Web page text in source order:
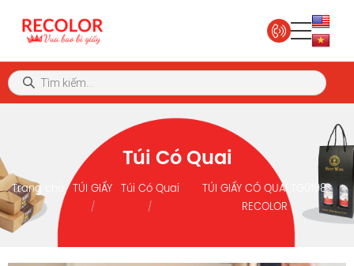
Túi Có Quai
Trang chủ TÚI GIẤY Túi Có Quai
TÚI GIẤY CÓ QUAI TG0198
RECOLOR